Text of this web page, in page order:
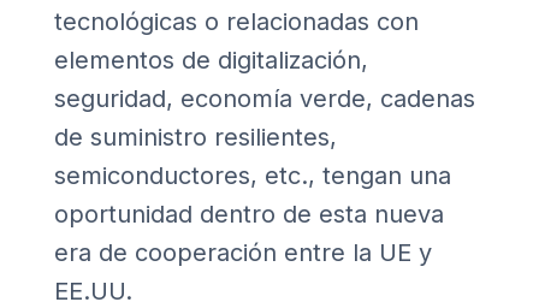
tecnológicas o relacionadas con
elementos de digitalización,
seguridad, economía verde, cadenas
de suministro resilientes,
semiconductores, etc., tengan una
oportunidad dentro de esta nueva
era de cooperación entre la UE y
EE.UU.